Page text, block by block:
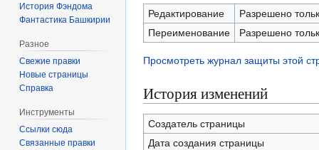
Редактирование
Разрешено
Переименование
Разрешено
Просмотреть журнал защиты этой
История изменений
Создатель страницы
Дата создания страницы
История Фэндома
Фантастика Башкирии
Разное
Свежие правки
Новые страницы
Справка
Инструменты
Ссылки сюда
Связанные правки